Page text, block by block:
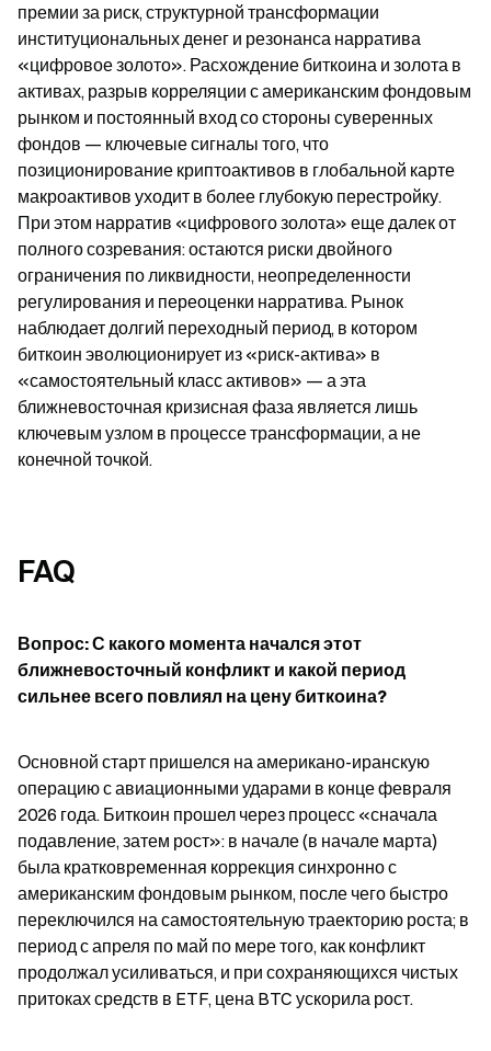
премии за риск, структурной трансформации
институциональных денег и резонанса нарратива
«цифровое золото». Расхождение биткоина и золота в
активах, разрыв корреляции с американским фондовым
рынком и постоянный вход со стороны суверенных
фондов — ключевые сигналы того, что
позиционирование криптоактивов в глобальной карте
макроактивов уходит в более глубокую перестройку.
При этом нарратив «цифрового золота» еще далек от
полного созревания: остаются риски двойного
ограничения по ликвидности, неопределенности
регулирования и переоценки нарратива. Рынок
наблюдает долгий переходный период, в котором
биткоин эволюционирует из «риск-актива» в
«самостоятельный класс активов» — а эта
ближневосточная кризисная фаза является лишь
ключевым узлом в процессе трансформации, а не
конечной точкой.
FAQ
Вопрос: С какого момента начался этот
ближневосточный конфликт и какой период
сильнее всего повлиял на цену биткоина?
Основной старт пришелся на американо-иранскую
операцию с авиационными ударами в конце февраля
2026 года. Биткоин прошел через процесс «сначала
подавление, затем рост»: в начале (в начале марта)
была кратковременная коррекция синхронно с
американским фондовым рынком, после чего быстро
переключился на самостоятельную траекторию роста; в
период с апреля по май по мере того, как конфликт
продолжал усиливаться, и при сохраняющихся чистых
притоках средств в ETF, цена BTC ускорила рост.